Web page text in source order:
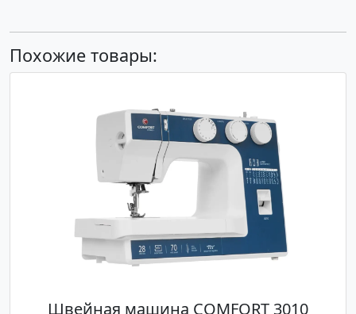
Похожие товары:
Швейная машина COMFORT 3010